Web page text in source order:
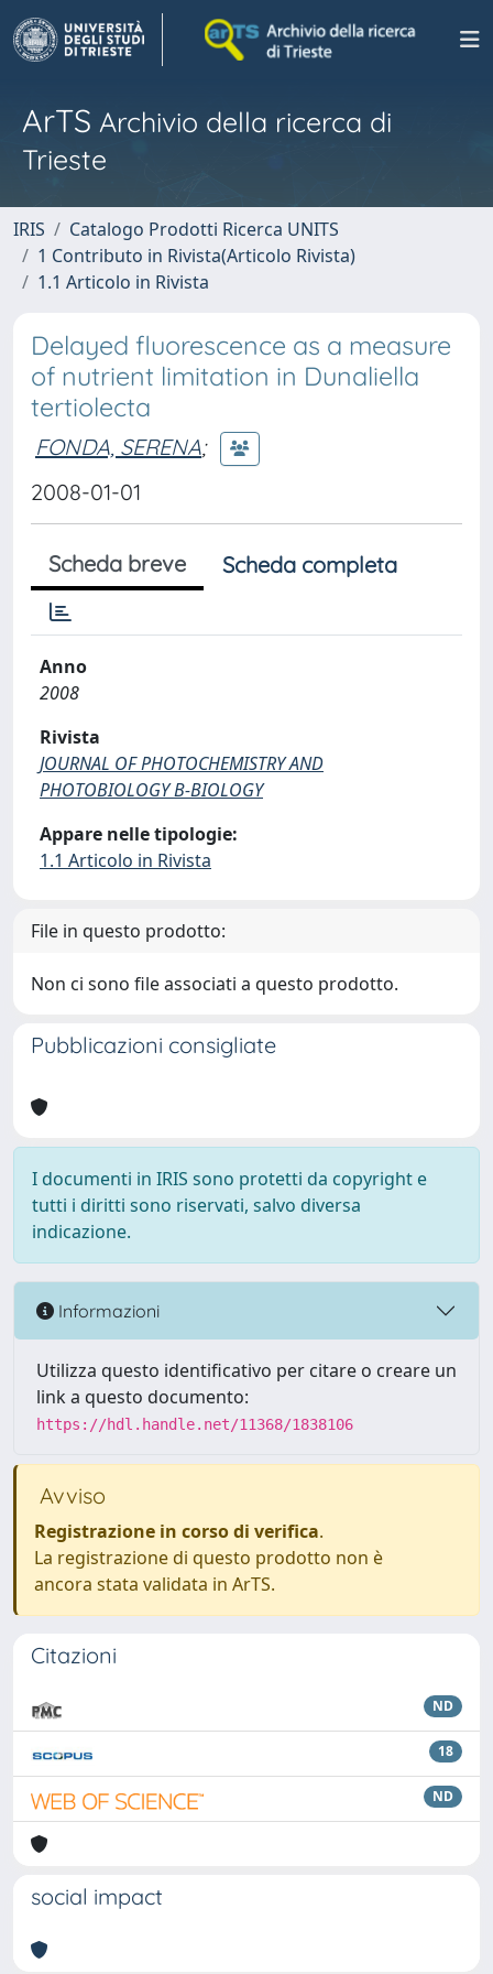
ArTS Archivio della ricerca di
Trieste
IRIS
Catalogo Prodotti Ricerca UNITS
1 Contributo in Rivista(Articolo Rivista)
1.1 Articolo in Rivista
Delayed fluorescence as a measure
of nutrient limitation in Dunaliella
tertiolecta
FONDA, SERENA;
2008-01-01
Scheda breve Scheda completa
Anno
2008
Rivista
JOURNAL OF PHOTOCHEMISTRY AND
PHOTOBIOLOGY B-BIOLOGY
Appare nelle tipologie:
1.1 Articolo in Rivista
File in questo prodotto:
Non ci sono file associati a questo prodotto.
Pubblicazioni consigliate
I documenti in IRIS sono protetti da copyright e
tutti i diritti sono riservati, salvo diversa
indicazione.
Informazioni
Utilizza questo identificativo per citare o creare un
link a questo documento:
https://hdl.handle.net/11368/1838106
Avviso
Registrazione in corso di verifica.
La registrazione di questo prodotto non è
ancora stata validata in ArTS.
Citazioni
ND
18
ND
social impact